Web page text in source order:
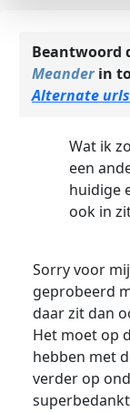
Beantwoord
Meanderin
Alternate
Wat ik
een
huidige
ook in
Sorry voor
geprobeerd
daar zit dan
Het moet op
hebben met
verder op